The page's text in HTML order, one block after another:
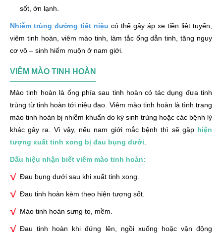
sốt, ớn lạnh.
Nhiễm trùng đường tiết niệu có thể gây áp xe tiền liệt tuyến,
viêm tinh hoàn, viêm mào tinh, làm tắc ống dẫn tinh, tăng nguy
cơ vô – sinh hiếm muộn ở nam giới.
VIÊM MÀO TINH HOÀN
Mào tinh hoàn là ống phía sau tinh hoàn có tác dụng đưa tinh
trùng từ tinh hoàn tới niệu đạo. Viêm mào tinh hoàn là tình trạng
mào tinh hoàn bị nhiễm khuẩn do ký sinh trùng hoặc các bệnh lý
khác gây ra. Vì vậy, nếu nam giới mắc bệnh thì sẽ gặp hiện
tượng xuất tinh xong bị đau bụng dưới
Dấu hiệu nhận biết viêm mào tinh hoàn:
Đau bụng dưới sau khi xuất tinh xong.
Đau tinh hoàn kèm theo hiện tượng sốt.
Mào tinh hoàn sưng to, mềm.
Đau tinh hoàn khi đứng lên, ngồi xuống hoặc vận động